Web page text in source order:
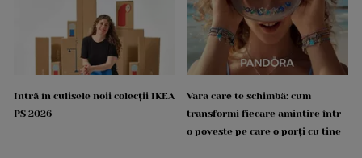
Intră în culisele noii colecții IKEA
PS 2026
Vara care te schimbă: cum
transformi fiecare amintire într-
o poveste pe care o porți cu tine